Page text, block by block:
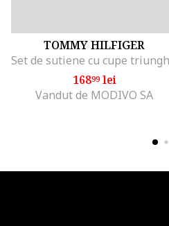
TOMMY HILFIGER
16899lei
Vandut de MODIVO SA